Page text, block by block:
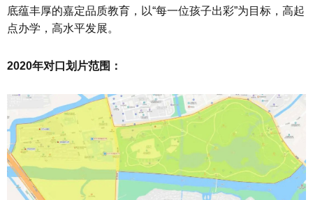
底蕴丰厚的嘉定品质教育，以“每一位孩子出彩”为目标，高起
点办学，高水平发展。
2020年对口划片范围：